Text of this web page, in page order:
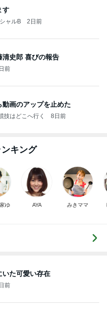
す
ャルB 2日前
清史郎 喜びの報告
前
画のアップを止めた
技はどこへ行く 8日前
キング
ゆ
AYA みきママ
いた可愛い存在
前